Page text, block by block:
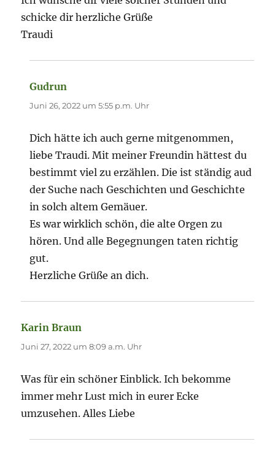
schicke dir herzliche Grüße
Traudi
Gudrun
Juni 26, 2022 um 5:55 p.m. Uhr
Dich hätte ich auch gerne mitgenommen,
liebe Traudi. Mit meiner Freundin hättest du
bestimmt viel zu erzählen. Die ist ständig aud
der Suche nach Geschichten und Geschichte
in solch altem Gemäuer.
Es war wirklich schön, die alte Orgen zu
hören. Und alle Begegnungen taten richtig
gut.
Herzliche Grüße an dich.
Karin Braun
Juni 27, 2022 um 8:09 a.m. Uhr
Was für ein schöner Einblick. Ich bekomme
immer mehr Lust mich in eurer Ecke
umzusehen. Alles Liebe